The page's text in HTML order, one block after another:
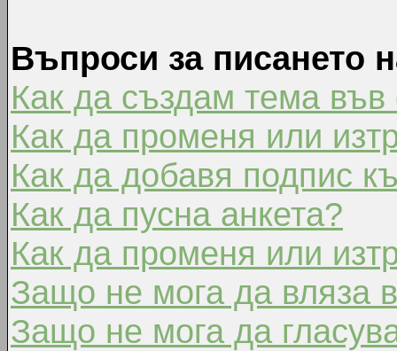
Въпроси за писането
Как да създам тема
Как да променя или
Как да добавя подпис
Как да пусна анкета?
Как да променя или
Защо не мога да вляза
Защо не мога да